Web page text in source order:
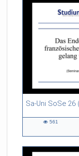
Krieglstein, Rektorin
Albert-Ludwigs-
Freiburg, Bärbel
Sa-Uni SoSe 26
46:53 duration
561